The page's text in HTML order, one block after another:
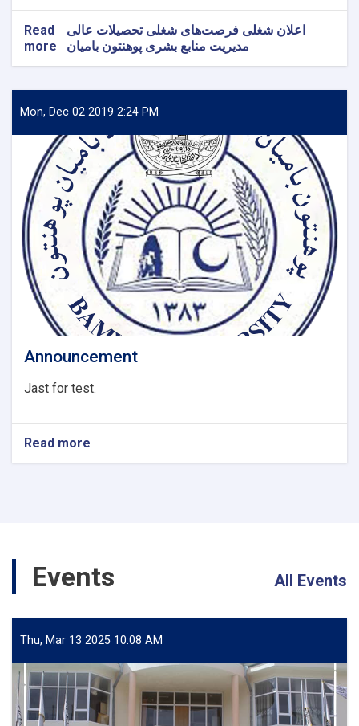
Read
more about
استخدام
می
اعلان شغلی فرصت‌های شغلی تحصیلات عالی
مدیریت منابع بشری پوهنتون بامیان
Mon, Dec 02 2019 2:24 PM
Announcement
Jast for test.
Read more
Events All Events
Thu, Mar 13 2025 10:08 AM